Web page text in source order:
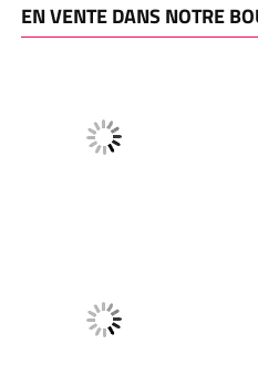
EN VENTE DANS NOTRE